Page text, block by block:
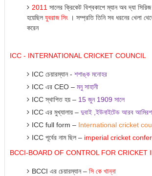
2011 সালের ক্রিকেট বিশ্বকাপে ম্যান অব দ্যা সিরিজ
হয়েছিল যুবরাজ সিং। সম্প্রতি তিনি সব ধরনের খেলা
করেন
ICC - INTERNATIONAL CRICKET COUNCIL
ICC চেয়ারম্যান - শশাঙ্ক মনোহর
ICC এর CEO – মনু সাহানী
ICC স্থাপিত হয়– 15 জুন1909 সালে
ICC এর মুখ্যালায় – দুবাই,ইউনাইটেড আরব
ICC full form – International cricket
ICC পূর্বের নাম ছিল – imperial cricket
BCCI-BOARD OF CONTROL FOR CRICKET
BCCI এর চেয়ারম্যান – সি কে খান্না